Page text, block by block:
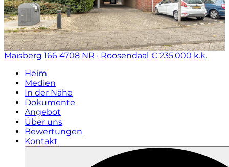
Maïsberg 166 4708 NR · Roosendaal € 235.000 k.k.
Heim
Medien
In der Nähe
Dokumente
Angebot
Über uns
Bewertungen
Kontakt